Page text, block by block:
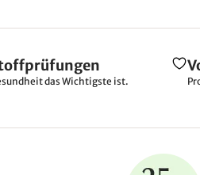
das Wichtigste ist.